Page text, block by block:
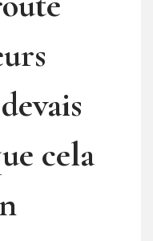
cela